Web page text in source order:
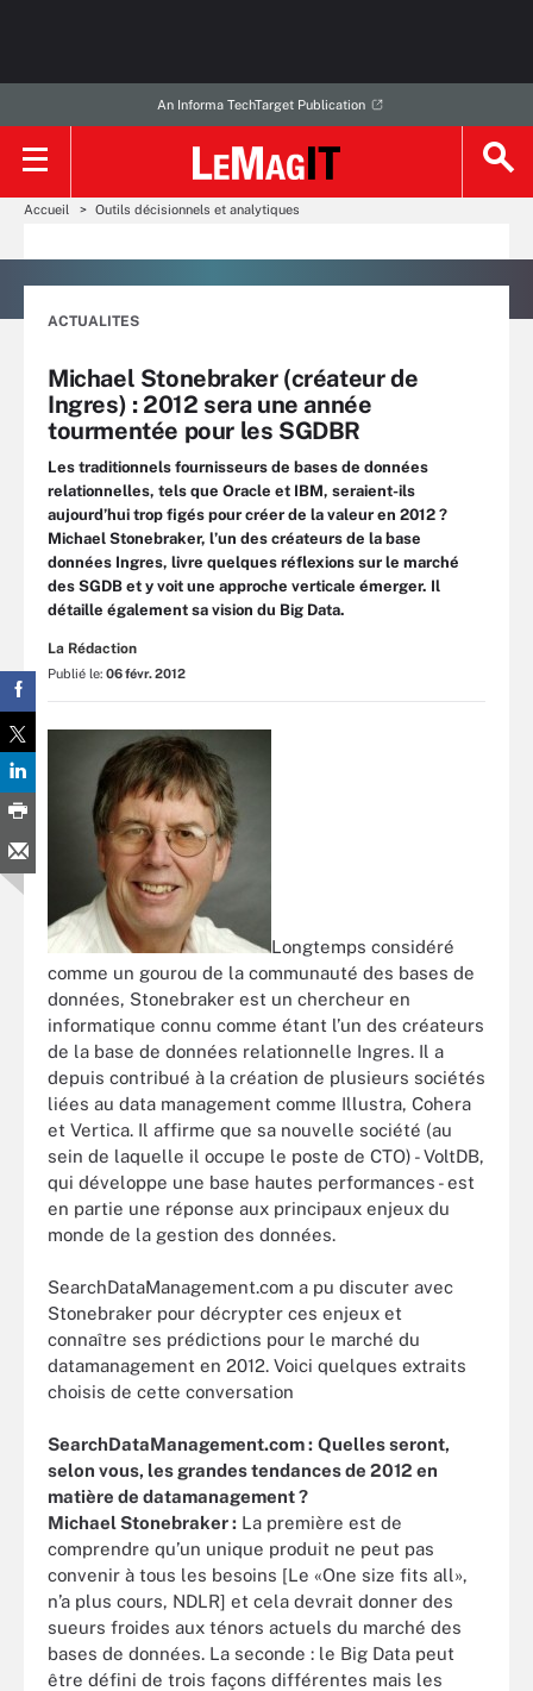
An Informa TechTarget Publication
Accueil Outils décisionnels et analytiques
ACTUALITES
Michael Stonebraker (créateur de
Ingres) : 2012 sera une année
tourmentée pour les SGDBR
Les traditionnels fournisseurs de bases de données
relationnelles, tels que Oracle et IBM, seraient-ils
aujourd’hui trop figés pour créer de la valeur en 2012 ?
Michael Stonebraker, l’un des créateurs de la base
données Ingres, livre quelques réflexions sur le marché
des SGDB et y voit une approche verticale émerger. Il
détaille également sa vision du Big Data.
La Rédaction
Publié le: 06 févr. 2012
Longtemps considéré
comme un gourou de la communauté des bases de
données, Stonebraker est un chercheur en
informatique connu comme étant l’un des créateurs
de la base de données relationnelle Ingres. Il a
depuis contribué à la création de plusieurs sociétés
liées au data management comme Illustra, Cohera
et Vertica. Il affirme que sa nouvelle société (au
sein de laquelle il occupe le poste de CTO) - VoltDB,
qui développe une base hautes performances - est
en partie une réponse aux principaux enjeux du
monde de la gestion des données.
SearchDataManagement.com a pu discuter avec
Stonebraker pour décrypter ces enjeux et
connaître ses prédictions pour le marché du
datamanagement en 2012. Voici quelques extraits
choisis de cette conversation
SearchDataManagement.com : Quelles seront,
selon vous, les grandes tendances de 2012 en
matière de datamanagement ?
Michael Stonebraker : La première est de
comprendre qu’un unique produit ne peut pas
convenir à tous les besoins [Le «One size fits all»,
n’a plus cours, NDLR] et cela devrait donner des
sueurs froides aux ténors actuels du marché des
bases de données. La seconde : le Big Data peut
être défini de trois façons différentes mais les